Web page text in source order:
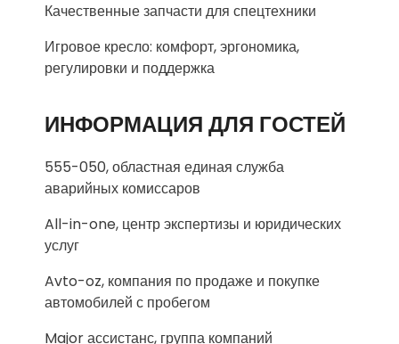
Качественные запчасти для спецтехники
Игровое кресло: комфорт, эргономика,
регулировки и поддержка
ИНФОРМАЦИЯ ДЛЯ ГОСТЕЙ
555-050, областная единая служба
аварийных комиссаров
All-in-one, центр экспертизы и юридических
услуг
Avto-oz, компания по продаже и покупке
автомобилей с пробегом
Major ассистанс, группа компаний